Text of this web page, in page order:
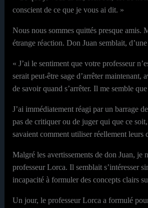
conscient de ce que je vous ai dit. »
Nous nous sommes quittés presque amis.
étrange réaction. Don Juan semblait,
« J’ai le sentiment que votre professeur
serait peut-être sage d’arrêter maintenant,
de savoir quand s’arrêter. Il me semble
J’ai immédiatement réagi par un barrage
pas de critiquer ou de juger qui que ce
savaient comment utiliser réellement leurs
Malgré les avertissements de don Juan, je
professeur Lorca. Il semblait s’intéresser
incapacité à formuler des concepts clairs
Un jour, le professeur Lorca a formulé